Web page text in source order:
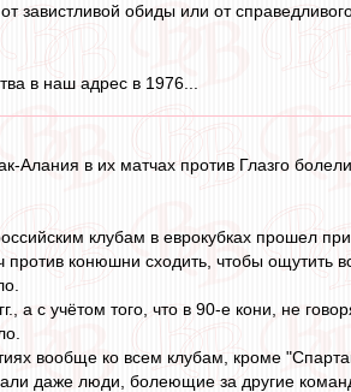
завистливой обиды или от
в наш адрес в 1976...
Алания в их матчах против Глазго
клубам в еврокубках прошел
конюшни сходить, чтобы ощутить
а с учётом того, что в 90-е кони, не
вообще ко всем клубам, кроме
даже люди, болеющие за другие